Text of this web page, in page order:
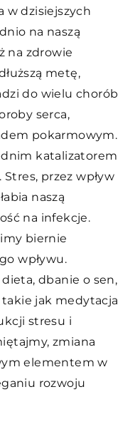
w dzisiejszych
na naszą
na zdrowie
metę,
do wielu chorób
serca,
pokarmowym.
katalizatorem
przez wpływ
naszą
na infekcje.
biernie
wpływu.
dbanie o sen,
jak medytacja
stresu i
zmiana
elementem w
rozwoju